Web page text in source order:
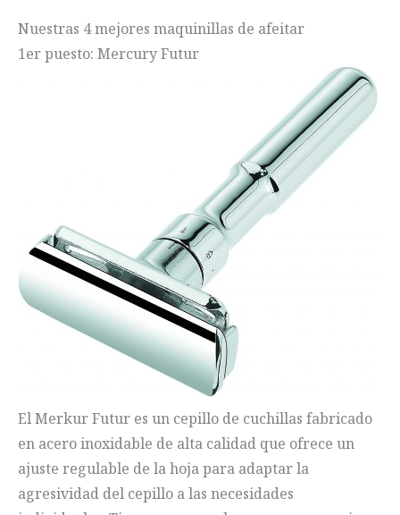
Nuestras 4 mejores maquinillas de afeitar
1er puesto: Mercury Futur
El Merkur Futur es un cepillo de cuchillas fabricado
en acero inoxidable de alta calidad que ofrece un
ajuste regulable de la hoja para adaptar la
agresividad del cepillo a las necesidades